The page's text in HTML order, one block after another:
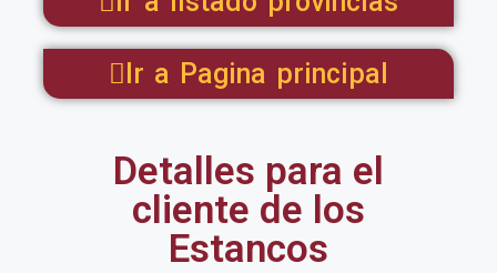
Ir a Pagina principal
Detalles para el
cliente de los
Estancos